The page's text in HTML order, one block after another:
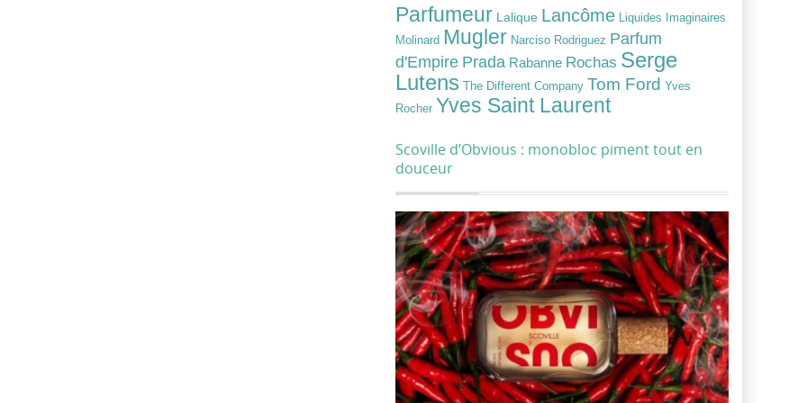
Parfumeur Lalique Lancôme Liquides Imaginaires
Molinard Mugler Narciso Rodriguez Parfum
d'Empire Prada Rabanne Rochas Serge
Lutens
The Different Company Tom Ford Yves
Rocher Yves Saint Laurent
Scoville d’Obvious : monobloc piment tout en
douceur